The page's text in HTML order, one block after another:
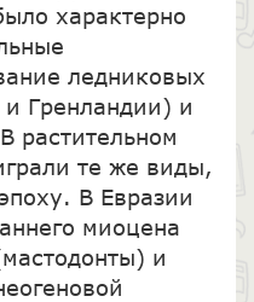
характерно
ледниковых
Гренландии) и
растительном
те же виды,
В Евразии
миоцена
и